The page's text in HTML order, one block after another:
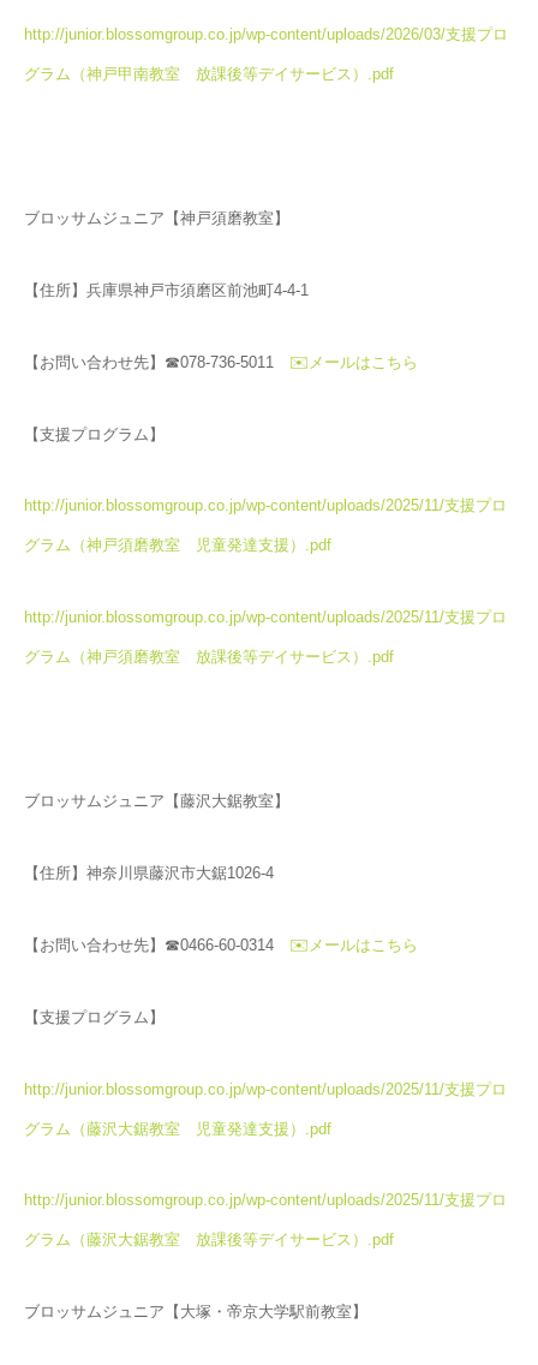
http://junior.blossomgroup.co.jp/wp-content/uploads/2026/03/支援プロ
グラム（神戸甲南教室 放課後等デイサービス）.pdf
ブロッサムジュニア【神戸須磨教室】
【住所】兵庫県神戸市須磨区前池町4-4-1
【お問い合わせ先】☎078-736-5011 ✉️メールはこちら
【支援プログラム】
http://junior.blossomgroup.co.jp/wp-content/uploads/2025/11/支援プロ
グラム（神戸須磨教室 児童発達支援）.pdf
http://junior.blossomgroup.co.jp/wp-content/uploads/2025/11/支援プロ
グラム（神戸須磨教室 放課後等デイサービス）.pdf
ブロッサムジュニア【藤沢大鋸教室】
【住所】神奈川県藤沢市大鋸1026-4
【お問い合わせ先】☎0466-60-0314 ✉️メールはこちら
【支援プログラム】
http://junior.blossomgroup.co.jp/wp-content/uploads/2025/11/支援プロ
グラム（藤沢大鋸教室 児童発達支援）.pdf
http://junior.blossomgroup.co.jp/wp-content/uploads/2025/11/支援プロ
グラム（藤沢大鋸教室 放課後等デイサービス）.pdf
ブロッサムジュニア【大塚・帝京大学駅前教室】